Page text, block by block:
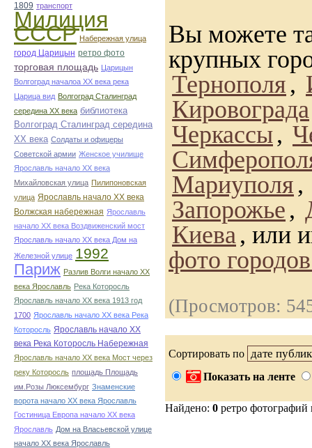
1809 транспорт
Милиция
СССР Набережная улица
город Царицын ретро фото
торговая площадь Царицын
Волгоград началоа ХХ века река
Царица вид Волгоград Сталинград
середина ХХ века библиотека
Волгоград Сталинград середина
ХХ века Солдаты и офицеры
Советской армии Женское училище
Ярославль начало ХХ века
Михайловская улица Пилипоновская
улица Ярославль начало ХХ века
Волжская набережная Ярославль
начало ХХ века Воздвиженский мост
Ярославль начало ХХ века Дом на
Железной улице 1992
Париж Разлив Волги начало ХХ
века Ярославль Река Которосль
Ярославль начало ХХ века 1913 год
1700 Ярославль начало ХХ века Река
Которосль Ярославль начало ХХ
века Река Которосль Набережная
Ярославль начало ХХ века Мост через
реку Которосль площадь Площадь
им.Розы Люксембург Знаменские
ворота начало ХХ века Ярославль
Гостиница Европа начало ХХ века
Ярославль Дом на Власьевской улице
начало ХХ века Ярославль
Вы можете
крупных
Тернополя ,
Кировограда
Черкассы,
Мариуполя ,
Запорожье ,
Киева, или
фото
(Просмотров:
Сортировать по
Показать на ленте
Найдено: 0 ретро